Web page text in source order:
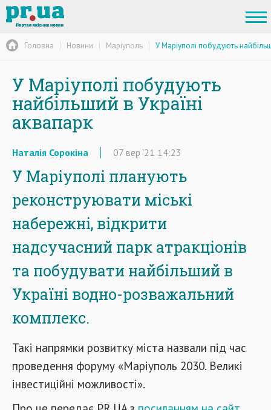
Головна Новини Маріуполь У Маріуполі побудують
У Маріуполі побудують
найбільший в Україні
аквапарк
Наталія Сорокіна 07 вер '21 14:23
У Маріуполі планують
реконструювати міські
набережні, відкрити
надсучасний парк атракціонів
та побудувати найбільший в
Україні водно-розважальний
комплекс.
Такі напрямки розвитку міста назвали під час
проведення форуму «Маріуполь 2030. Великі
інвестиційні можливості».